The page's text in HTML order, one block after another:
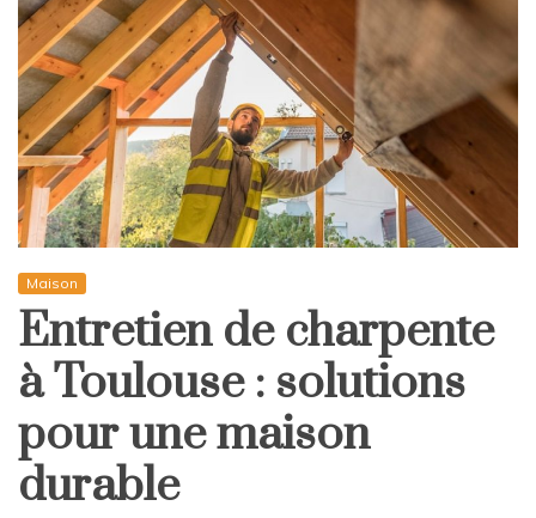
Maison
Entretien de charpente
à Toulouse : solutions
pour une maison
durable